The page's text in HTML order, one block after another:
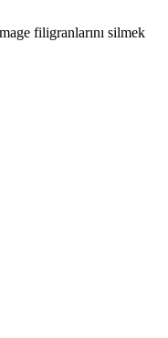
filigranlarını silmek